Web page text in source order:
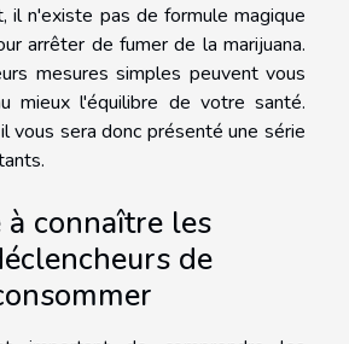
il n'existe pas de formule magique
arrêter de fumer de la marijuana.
mesures simples peuvent vous
mieux l'équilibre de votre santé.
vous sera donc présenté une série
connaître les
de